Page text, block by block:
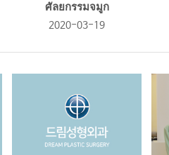
ศัลยกรรมจมูก
2020-03-19